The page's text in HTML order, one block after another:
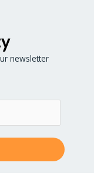
newsletter